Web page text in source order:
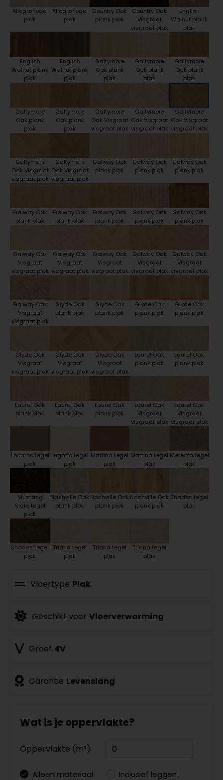
Allegro tegel
plak
Allegro tegel
plak
Country Oak
plank plak
Country Oak
Visgraat
visgraat plak
English
Walnut plank
plak
English
Walnut plank
plak
English
Walnut plank
plak
Galtymore
Oak plank
plak
Galtymore
Oak plank
plak
Galtymore
Oak plank
plak
Galtymore
Oak plank
plak
Galtymore
Oak plank
plak
Galtymore
Oak Visgraat
visgraat plak
Galtymore
Oak Visgraat
visgraat plak
Galtymore
Oak Visgraat
visgraat plak
Galtymore
Oak Visgraat
visgraat plak
Galtymore
Oak Visgraat
visgraat plak
Galway Oak
plank plak
Galway Oak
plank plak
Galway Oak
plank plak
Galway Oak
plank plak
Galway Oak
plank plak
Galway Oak
plank plak
Galway Oak
plank plak
Galway Oak
plank plak
Galway Oak
Visgraat
visgraat plak
Galway Oak
Visgraat
visgraat plak
Galway Oak
Visgraat
visgraat plak
Galway Oak
Visgraat
visgraat plak
Galway Oak
Visgraat
visgraat plak
Galway Oak
Visgraat
visgraat plak
Glyde Oak
plank plak
Glyde Oak
plank plak
Glyde Oak
plank plak
Glyde Oak
plank plak
Glyde Oak
Visgraat
visgraat plak
Glyde Oak
Visgraat
visgraat plak
Glyde Oak
Visgraat
visgraat plak
Laurel Oak
plank plak
Laurel Oak
plank plak
Laurel Oak
plank plak
Laurel Oak
plank plak
Laurel Oak
plank plak
Laurel Oak
Visgraat
visgraat plak
Laurel Oak
Visgraat
visgraat plak
Locarno tegel
plak
Lugano tegel
plak
Mattina tegel
plak
Mattina tegel
plak
Meteora tegel
plak
Mustang
Slate tegel
plak
Nashville Oak
plank plak
Nashville Oak
plank plak
Nashville Oak
plank plak
Shades tegel
plak
Shades tegel
plak
Triana tegel
plak
Triana tegel
plak
Triana tegel
plak
Vloertype Plak
Geschikt voor Vloerverwarming
Groef 4V
Garantie Levenslang
Wat is je oppervlakte?
Oppervlakte (m²)
Alleen materiaal Inclusief leggen